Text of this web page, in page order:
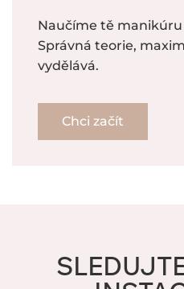
Naučíme tě
Správná teorie,
vydělává.
Chci začít